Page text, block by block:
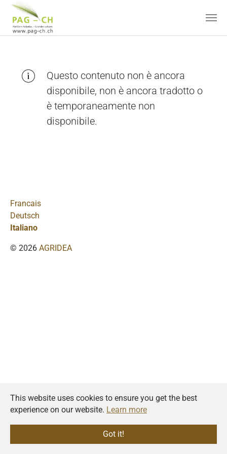
This website uses cookies to ensure you get the best
experience on our website. Learn more
Got it!
Questo contenuto non è ancora
disponibile, non è ancora tradotto o
è temporaneamente non
disponibile.
Francais
Deutsch
Italiano
© 2026 AGRIDEA